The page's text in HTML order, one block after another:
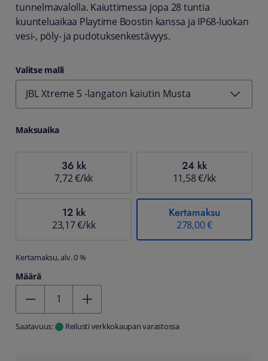
tunnelmavalolla. Kaiuttimessa jopa 28 tuntia
kuunteluaikaa Playtime Boostin kanssa ja IP68-luokan
vesi-, pöly- ja pudotuksenkestävyys.
Valitse malli
JBL Xtreme 5 -langaton kaiutin Musta
Maksuaika
36 kk
7,72 €/kk
24 kk
11,58 €/kk
12 kk
23,17 €/kk
Kertamaksu
278,00 €
Kertamaksu, alv. 0 %
Määrä
Saatavuus: Reilusti verkkokaupan varastossa